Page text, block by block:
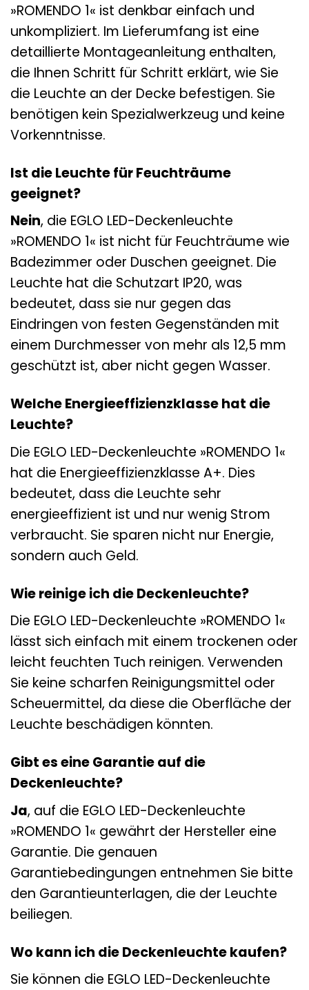
»ROMENDO 1« ist denkbar einfach und
unkompliziert. Im Lieferumfang ist eine
detaillierte Montageanleitung enthalten,
die Ihnen Schritt für Schritt erklärt, wie Sie
die Leuchte an der Decke befestigen. Sie
benötigen kein Spezialwerkzeug und keine
Vorkenntnisse.
Ist die Leuchte für Feuchträume
geeignet?
Nein, die EGLO LED-Deckenleuchte
»ROMENDO 1« ist nicht für Feuchträume wie
Badezimmer oder Duschen geeignet. Die
Leuchte hat die Schutzart IP20, was
bedeutet, dass sie nur gegen das
Eindringen von festen Gegenständen mit
einem Durchmesser von mehr als 12,5 mm
geschützt ist, aber nicht gegen Wasser.
Welche Energieeffizienzklasse hat die
Leuchte?
Die EGLO LED-Deckenleuchte »ROMENDO 1«
hat die Energieeffizienzklasse A+. Dies
bedeutet, dass die Leuchte sehr
energieeffizient ist und nur wenig Strom
verbraucht. Sie sparen nicht nur Energie,
sondern auch Geld.
Wie reinige ich die Deckenleuchte?
Die EGLO LED-Deckenleuchte »ROMENDO 1«
lässt sich einfach mit einem trockenen oder
leicht feuchten Tuch reinigen. Verwenden
Sie keine scharfen Reinigungsmittel oder
Scheuermittel, da diese die Oberfläche der
Leuchte beschädigen könnten.
Gibt es eine Garantie auf die
Deckenleuchte?
Ja, auf die EGLO LED-Deckenleuchte
»ROMENDO 1« gewährt der Hersteller eine
Garantie. Die genauen
Garantiebedingungen entnehmen Sie bitte
den Garantieunterlagen, die der Leuchte
beiliegen.
Wo kann ich die Deckenleuchte kaufen?
Sie können die EGLO LED-Deckenleuchte